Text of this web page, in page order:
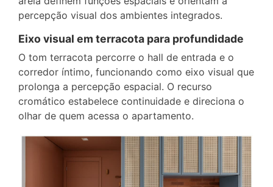
percepção visual dos ambientes integrados.
Eixo visual em terracota para profundidade
O tom terracota percorre o hall de entrada e o
corredor íntimo, funcionando como eixo visual que
prolonga a percepção espacial. O recurso
cromático estabelece continuidade e direciona o
olhar de quem acessa o apartamento.